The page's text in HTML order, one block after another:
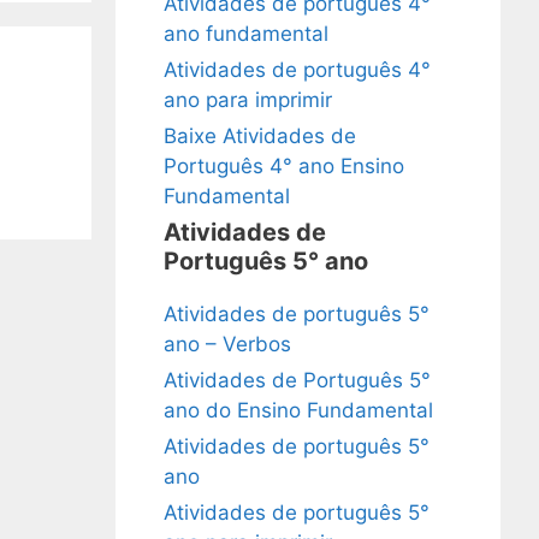
ano fundamental
Atividades de português 4°
ano para imprimir
Baixe Atividades de
Português 4° ano Ensino
Fundamental
Atividades de
Português 5° ano
Atividades de português 5°
ano – Verbos
Atividades de Português 5°
ano do Ensino Fundamental
Atividades de português 5°
ano
Atividades de português 5°